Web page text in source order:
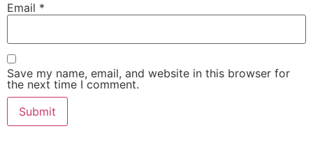
Email *
Save my name, email, and website in this browser for
the next time I comment.